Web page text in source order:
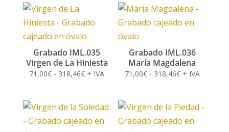
Grabado IML.035
Virgen de La Hiniesta
71,00€ - 318,46€Rango
desde
71,00€
+ IVA
Grabado IML.036
María Magdalena
71,00€ - 318,46€Rango
desde
71,00€
+ IVA